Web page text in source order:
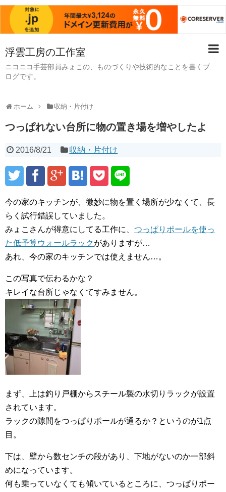
浮雲工房の工作室
ニコニコ手芸部員みょこの、ものづくりや技術的なことを書くブ
ログです。
ホーム 収納・片付け
つっぱれない台所に物の置き場を増やしたよ
2016/8/21 収納・片付け
今の家のキッチンが、微妙に物を置く場所が少なくて、長
らく試行錯誤していました。
みょこさんが得意にしてる工作に、 つっぱりポールを使っ
た低予算ウォールラック がありますが…
あれ、今の家のキッチンでは使えません…。
この写真で伝わるかな？
キレイな台所じゃなくてすみません。
まず、上は釣り戸棚からスチール製の水切りラックが設置
されています。
ラックの隙間をつっぱりポールが通るか？というのが1点
目。
下は、壁から数センチの段があり、下地がないのか一部斜
めになっています。
何も乗っていなくても傾いているところに、つっぱりポー